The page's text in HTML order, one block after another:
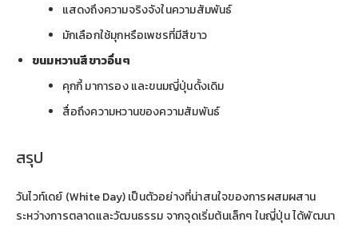
แสดงถึงความจริงจังในความสัมพันธ์
มักเลือกใช้มุกหรือเพชรที่มีสีขาว
ขนมหวานสีขาวอื่นๆ
คุกกี้ มาการอง และขนมญี่ปุ่นดั้งเดิม
สื่อถึงความหวานของความสัมพันธ์
สรุป
วันไวท์เดย์ (White Day) เป็นตัวอย่างที่น่าสนใจของการผสมผสาน
ระหว่างการตลาดและวัฒนธรรม จากจุดเริ่มต้นเล็กๆ ในญี่ปุ่น ได้พัฒนา